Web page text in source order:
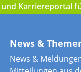
Karriereportal
News &
News &